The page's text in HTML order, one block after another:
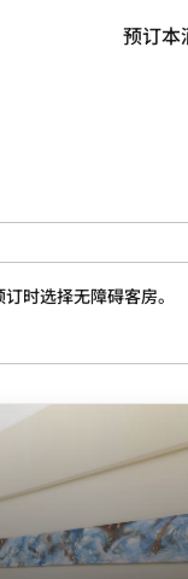
预订本
时选择无障碍客房。